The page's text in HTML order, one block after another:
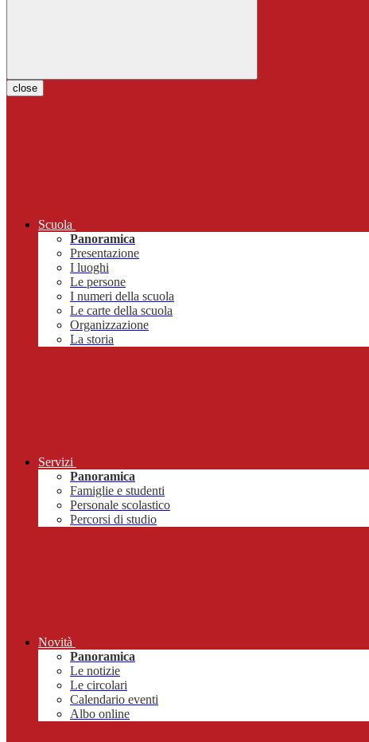
close
Scuola
Panoramica
Presentazione
I luoghi
Le persone
I numeri della scuola
Le carte della scuola
Organizzazione
La storia
Servizi
Panoramica
Famiglie e studenti
Personale scolastico
Percorsi di studio
Novità
Panoramica
Le notizie
Le circolari
Calendario eventi
Albo online